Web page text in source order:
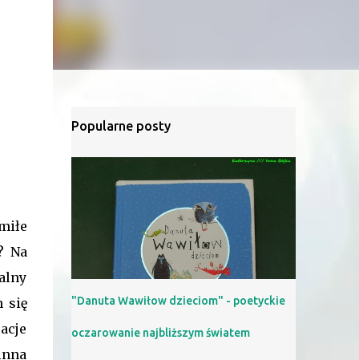
Na
się
Popularne posty
"Danuta Wawiłow dzieciom" - poetyckie
oczarowanie najbliższym światem